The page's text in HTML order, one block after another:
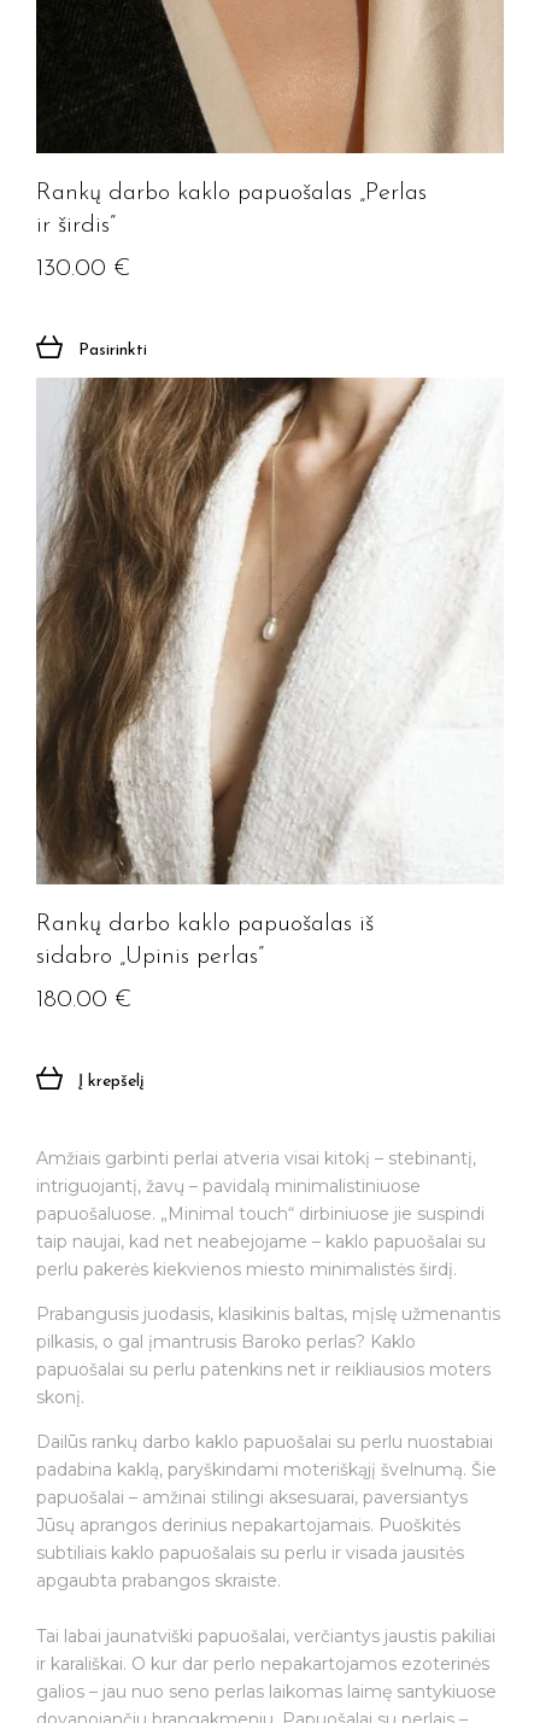
Rankų darbo kaklo papuošalas „Perlas
ir širdis”
130.00 €
Pasirinkti
Rankų darbo kaklo papuošalas iš
sidabro „Upinis perlas”
180.00 €
Į krepšelį
Amžiais garbinti perlai atveria visai kitokį – stebinantį,
intriguojantį, žavų – pavidalą minimalistiniuose
papuošaluose. „Minimal touch“ dirbiniuose jie suspindi
taip naujai, kad net neabejojame – kaklo papuošalai su
perlu pakerės kiekvienos miesto minimalistės širdį.
Prabangusis juodasis, klasikinis baltas, mįslę užmenantis
pilkasis, o gal įmantrusis Baroko perlas? Kaklo
papuošalai su perlu patenkins net ir reikliausios moters
skonį.
Dailūs rankų darbo kaklo papuošalai su perlu nuostabiai
padabina kaklą, paryškindami moteriškąjį švelnumą. Šie
papuošalai – amžinai stilingi aksesuarai, paversiantys
Jūsų aprangos derinius nepakartojamais. Puoškitės
subtiliais kaklo papuošalais su perlu ir visada jausitės
apgaubta prabangos skraiste.
Tai labai jaunatviški papuošalai, verčiantys jaustis pakiliai
ir karališkai. O kur dar perlo nepakartojamos ezoterinės
galios – jau nuo seno perlas laikomas laimę santykiuose